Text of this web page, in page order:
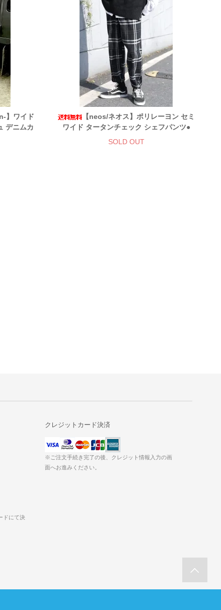
】ワイド
デニムカ
【neos/ネオス】ポリレーヨン セミ
ワイド タータンチェック シェフパンツ●
SOLD OUT
クレジットカード決済
※ご注文手続き完了の後、クレジット情報入力の画
面へお進みください。
ドにて決